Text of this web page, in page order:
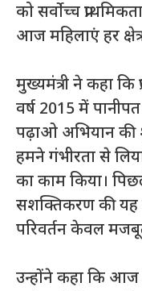
को सर्वोच्च
आज महिलाएं हर
मुख्यमंत्री ने कहा कि
वर्ष 2015 में
पढ़ाओ अभियान की
हमने गंभीरता से
का काम किया।
सशक्तिकरण की यह
परिवर्तन केवल
उन्होंने कहा कि आज